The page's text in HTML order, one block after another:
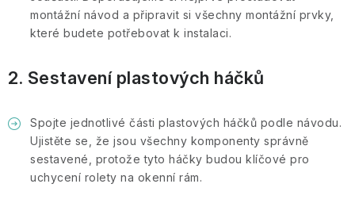
montážní návod a připravit si všechny montážní prvky,
které budete potřebovat k instalaci.
2. Sestavení plastových háčků
Spojte jednotlivé části plastových háčků podle návodu.
Ujistěte se, že jsou všechny komponenty správně
sestavené, protože tyto háčky budou klíčové pro
uchycení rolety na okenní rám.